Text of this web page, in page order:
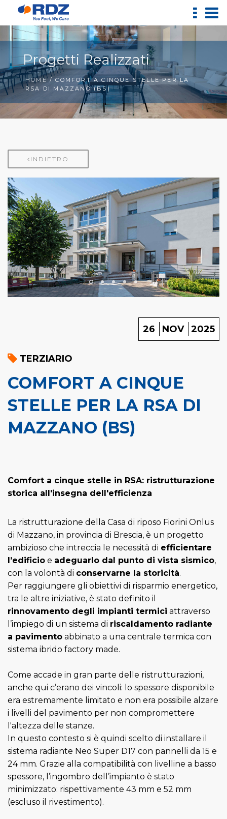
Progetti Realizzati
HOME/ COMFORT A CINQUE STELLE PER LA
RSA DI MAZZANO (BS)
INDIETRO
26 NOV 2025
TERZIARIO
COMFORT A CINQUE
STELLE PER LA RSA DI
MAZZANO (BS)
Comfort a cinque stelle in RSA: ristrutturazione
storica all'insegna dell'efficienza
La ristrutturazione della Casa di riposo Fiorini Onlus
di Mazzano, in provincia di Brescia, è un progetto
ambizioso che intreccia le necessità di efficientare
l’edificio e adeguarlo dal punto di vista sismico,
con la volontà di conservarne la storicità.
Per raggiungere gli obiettivi di risparmio energetico,
tra le altre iniziative, è stato definito il
rinnovamento degli impianti termici attraverso
l’impiego di un sistema di riscaldamento radiante
a pavimento abbinato a una centrale termica con
sistema ibrido factory made.
Come accade in gran parte delle ristrutturazioni,
anche qui c’erano dei vincoli: lo spessore disponibile
era estremamente limitato e non era possibile alzare
i livelli del pavimento per non compromettere
l'altezza delle stanze.
In questo contesto si è quindi scelto di installare il
sistema radiante Neo Super D17 con pannelli da 15 e
24 mm. Grazie alla compatibilità con livelline a basso
spessore, l’ingombro dell’impianto è stato
minimizzato: rispettivamente 43 mm e 52 mm
(escluso il rivestimento).